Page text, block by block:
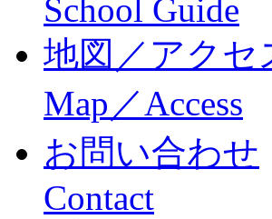
School Guide
地図／アクセ
Map／Access
お問い合わせ
Contact